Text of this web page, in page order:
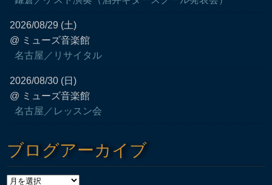
2026/08/29 (土)
@ ミューズ音楽館
名古屋／リサイタル
2026/08/30 (日)
@ ミューズ音楽館
名古屋／レッスン会
ブログアーカイブ